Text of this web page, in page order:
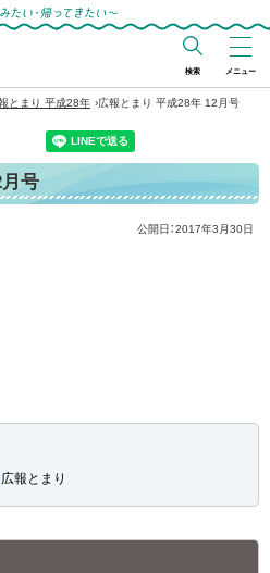
・住んでみた
検索 メニュー
とまり 平成28年 ›広報とまり 平成28年 12月号
号
公開日：2017年3月30日
広報とまり